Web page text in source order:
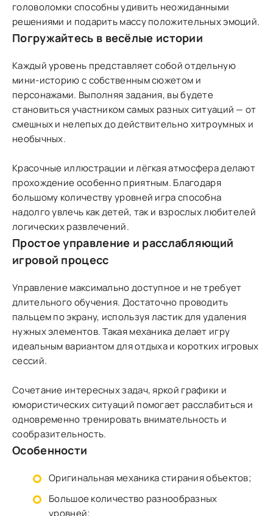
головоломки способны удивить неожиданными
решениями и подарить массу положительных эмоций.
Погружайтесь в весёлые истории
Каждый уровень представляет собой отдельную
мини-историю с собственным сюжетом и
персонажами. Выполняя задания, вы будете
становиться участником самых разных ситуаций — от
смешных и нелепых до действительно хитроумных и
необычных.
Красочные иллюстрации и лёгкая атмосфера делают
прохождение особенно приятным. Благодаря
большому количеству уровней игра способна
надолго увлечь как детей, так и взрослых любителей
логических развлечений.
Простое управление и расслабляющий
игровой процесс
Управление максимально доступное и не требует
длительного обучения. Достаточно проводить
пальцем по экрану, используя ластик для удаления
нужных элементов. Такая механика делает игру
идеальным вариантом для отдыха и коротких игровых
сессий.
Сочетание интересных задач, яркой графики и
юмористических ситуаций помогает расслабиться и
одновременно тренировать внимательность и
сообразительность.
Особенности
Оригинальная механика стирания объектов;
Большое количество разнообразных
уровней;